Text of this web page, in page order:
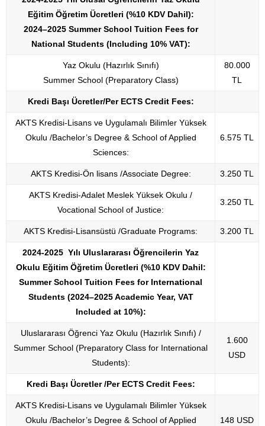
Eğitim Öğretim Ücretleri (%10 KDV Dahil):
2024–2025 Summer School Tuition Fees for
National Students (Including 10% VAT):
Yaz Okulu (Hazırlık Sınıfı)
Summer School (Preparatory Class)
80.000
TL
Kredi Başı Ücretler/Per ECTS Credit Fees:
AKTS Kredisi-Lisans ve Uygulamalı Bilimler Yüksek
Okulu /Bachelor’s Degree & School of Applied
Sciences:
6.575 TL
AKTS Kredisi-Ön lisans /Associate Degree: 3.250 TL
AKTS Kredisi-Adalet Meslek Yüksek Okulu /
Vocational School of Justice:
3.250 TL
AKTS Kredisi-Lisansüstü /Graduate Programs: 3.200 TL
2024-2025 Yılı Uluslararası Öğrencilerin Yaz
Okulu Eğitim Öğretim Ücretleri (%10 KDV Dahil:
Summer School Tuition Fees for International
Students (2024–2025 Academic Year, VAT
Included at 10%):
Uluslararası Öğrenci Yaz Okulu (Hazırlık Sınıfı) /
Summer School (Preparatory Class for International
Students):
1.600
USD
Kredi Başı Ücretler /Per ECTS Credit Fees:
AKTS Kredisi-Lisans ve Uygulamalı Bilimler Yüksek
Okulu /Bachelor’s Degree & School of Applied
148 USD